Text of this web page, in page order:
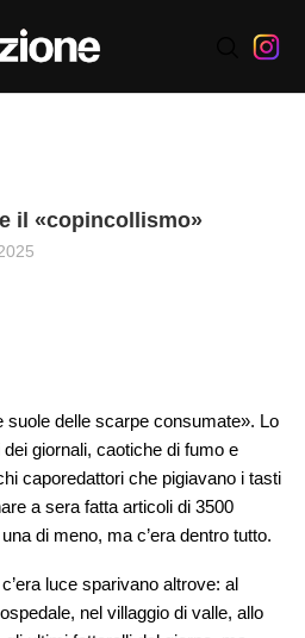
il «copincollismo»
suole delle scarpe consumate». Lo
giornali, caotiche di fumo e
caporedattori che pigiavano i tasti
a sera fatta articoli di 3500
di meno, ma c’era dentro tutto.
luce sparivano altrove: al
nel villaggio di valle, allo